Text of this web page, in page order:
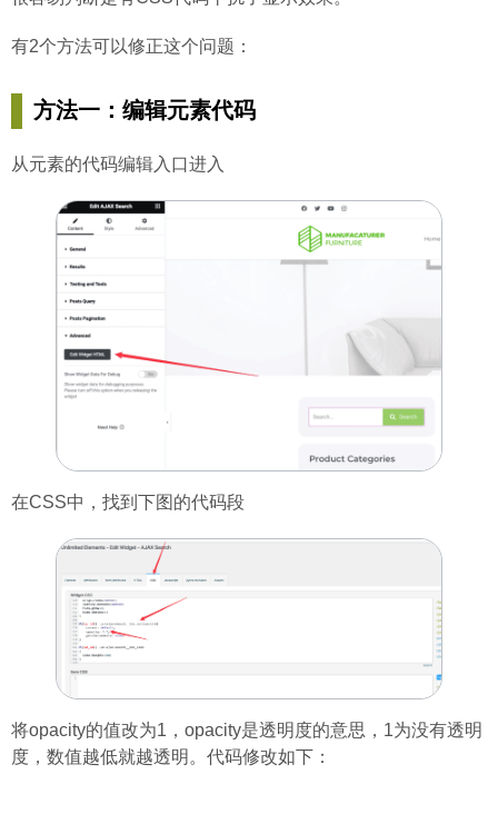
有2个方法可以修正这个问题：
方法一：编辑元素代码
从元素的代码编辑入口进入
在CSS中，找到下图的代码段
将opacity的值改为1，opacity是透明度的意思，1为没有透明
度，数值越低就越透明。代码修改如下：